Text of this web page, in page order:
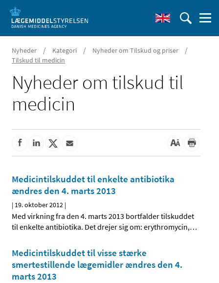
Nyheder / Kategori / Nyheder om Tilskud og priser /
Tilskud til medicin
Nyheder om tilskud til
medicin
Medicintilskuddet til enkelte antibiotika
ændres den 4. marts 2013
| 19. oktober 2012 |
Med virkning fra den 4. marts 2013 bortfalder tilskuddet
til enkelte antibiotika. Det drejer sig om: erythromycin,…
Medicintilskuddet til visse stærke
smertestillende lægemidler ændres den 4.
marts 2013